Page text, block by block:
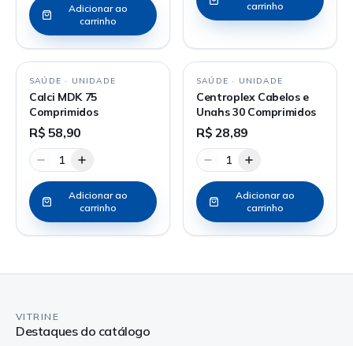
Adicionar ao
carrinho
carrinho
SAÚDE · UNIDADE
Calci MDK 75
Comprimidos
R$ 58,90
1
Adicionar ao
carrinho
SAÚDE · UNIDADE
Centroplex Cabelos e
Unahs 30 Comprimidos
R$ 28,89
1
Adicionar ao
carrinho
VITRINE
Destaques do catálogo